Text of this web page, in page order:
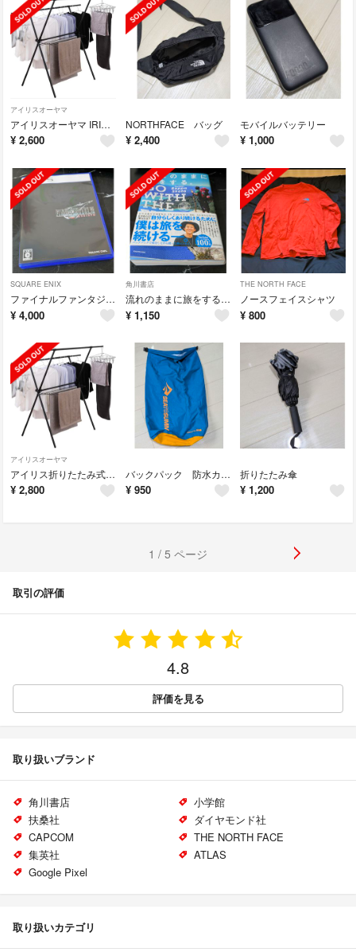
アイリスオーヤマ
アイリスオーヤマ IRIS 簡単組立スタイル物干し ブラック STMX-920
¥ 2,600
NORTHFACE バッグ
¥ 2,400
モバイルバッテリー
¥ 1,000
SQUARE ENIX
ファイナルファンタジーVII リバース PlayStation 5
¥ 4,000
角川書店
流れのままに旅をする。 ＧＯ ＷＩＴＨ ＴＨＥ ＦＬＯＷ
¥ 1,150
THE NORTH FACE
ノースフェイスシャツ
¥ 800
アイリスオーヤマ
アイリス折りたたみ式洗濯干し
¥ 2,800
バックパック 防水カバー
¥ 950
折りたたみ傘
¥ 1,200
1 / 5 ページ
取引の評価
4.8
評価を見る
取り扱いブランド
角川書店
小学館
扶桑社
ダイヤモンド社
CAPCOM
THE NORTH FACE
集英社
ATLAS
Google Pixel
取り扱いカテゴリ